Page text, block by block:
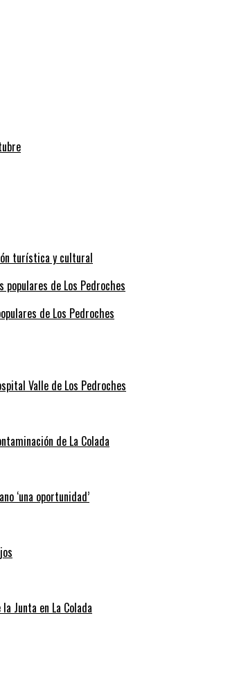
turística y cultural
de Los Pedroches
Valle de Los Pedroches
de La Colada
‘una oportunidad’
Junta en La Colada